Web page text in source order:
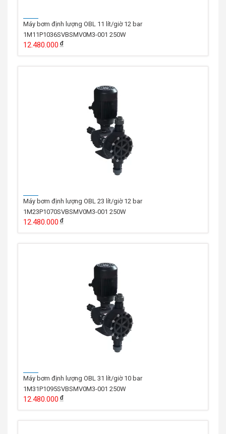
Máy bơm định lượng OBL 11 lít/giờ 12 bar
1M11P1036SVBSMV0M3-001 250W
12.480.000
Máy bơm định lượng OBL 23 lít/giờ 12 bar
1M23P1070SVBSMV0M3-001 250W
12.480.000
Máy bơm định lượng OBL 31 lít/giờ 10 bar
1M31P1095SVBSMV0M3-001 250W
12.480.000